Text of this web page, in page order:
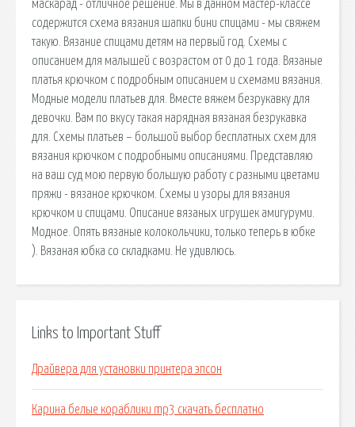
маскарад - отличное решение. Мы в данном мастер-классе
содержится схема вязания шапки бини спицами - мы свяжем
такую. Вязание спицами детям на первый год. Схемы с
описанием для малышей с возрастом от 0 до 1 года. Вязаные
платья крючком с подробным описанием и схемами вязания.
Модные модели платьев для. Вместе вяжем безрукавку для
девочки. Вам по вкусу такая нарядная вязаная безрукавка
для. Схемы платьев – большой выбор бесплатных схем для
вязания крючком с подробными описаниями. Представляю
на ваш суд мою первую большую работу с разными цветами
пряжи - вязаное крючком. Схемы и узоры для вязания
крючком и спицами. Описание вязаных игрушек амигуруми.
Модное. Опять вязаные колокольчики, только теперь в юбке
). Вязаная юбка со складками. Не удивлюсь.
Links to Important Stuff
Драйвера для установки принтера эпсон
Карина белые кораблики mp3 скачать бесплатно